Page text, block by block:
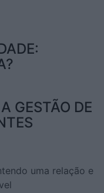
GESTÃO DE
uma relação e